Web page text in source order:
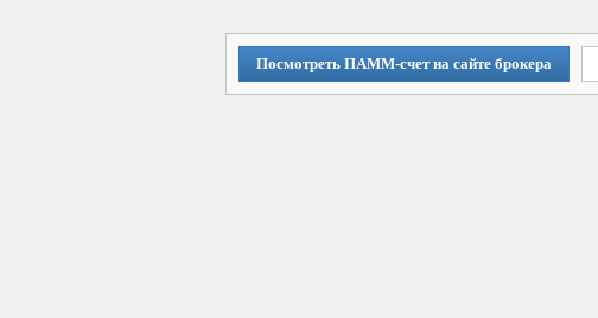
Посмотреть ПАММ-счет на сайте брокера